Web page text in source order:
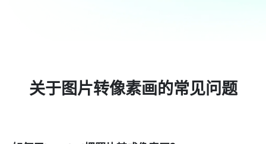
关于图片转像素画的常见问题